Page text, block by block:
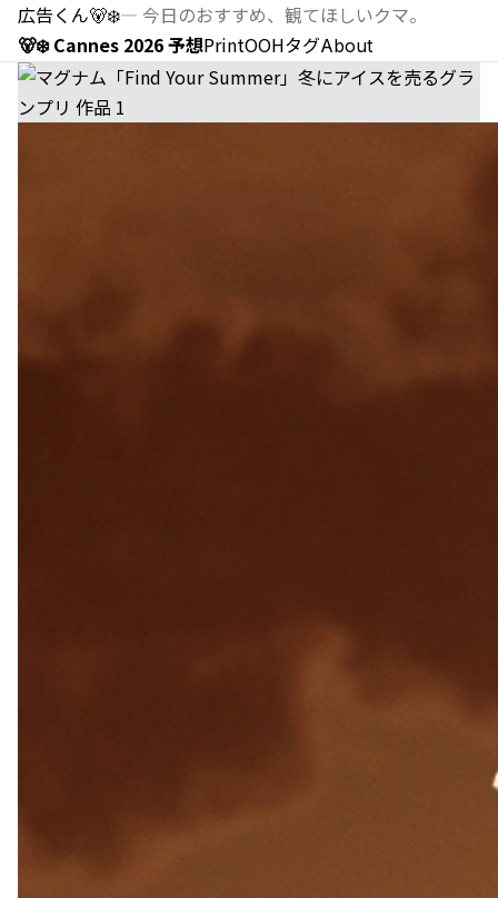
広告くん🐻‍❄️— 今日のおすすめ、観てほしいクマ。
🐻‍❄️ Cannes 2026 予想PrintOOHタグAbout